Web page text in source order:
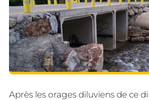
Après les orages diluviens de ce